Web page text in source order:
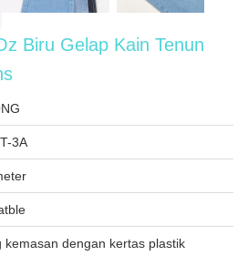
Biru Gelap Kain Tenun
3A
kemasan dengan kertas plastik